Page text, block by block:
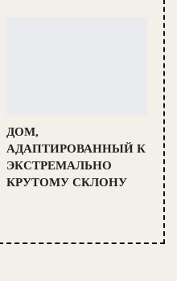
ДОМ,
АДАПТИРОВАННЫЙ К
ЭКСТРЕМАЛЬНО
КРУТОМУ СКЛОНУ